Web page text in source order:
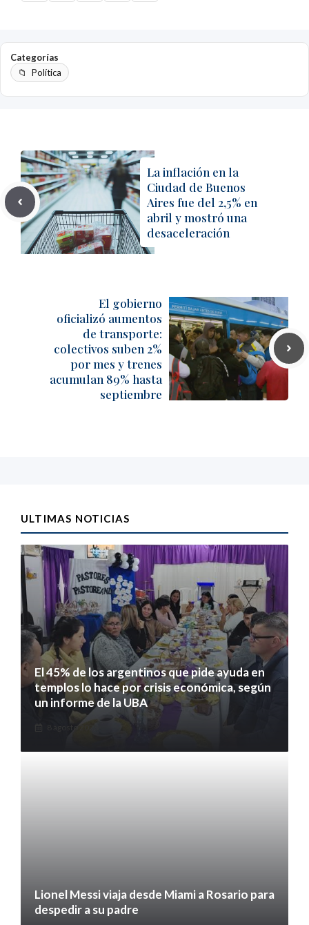
Categorías
Política
La inflación en la
Ciudad de Buenos
Aires fue del 2,5% en
abril y mostró una
desaceleración
El gobierno
oficializó aumentos
de transporte:
colectivos suben 2%
por mes y trenes
acumulan 89% hasta
septiembre
ULTIMAS NOTICIAS
El 45% de los argentinos que pide ayuda en
templos lo hace por crisis económica, según
un informe de la UBA
8 agosto 2026
Lionel Messi viaja desde Miami a Rosario para
despedir a su padre